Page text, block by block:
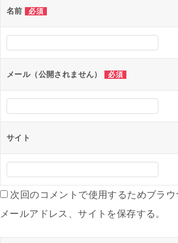
ー
シ
ン
名前 必須
メール（公開されません） 必須
サイト
次回のコメントで使用するためブラウ
メールアドレス、サイトを保存する。